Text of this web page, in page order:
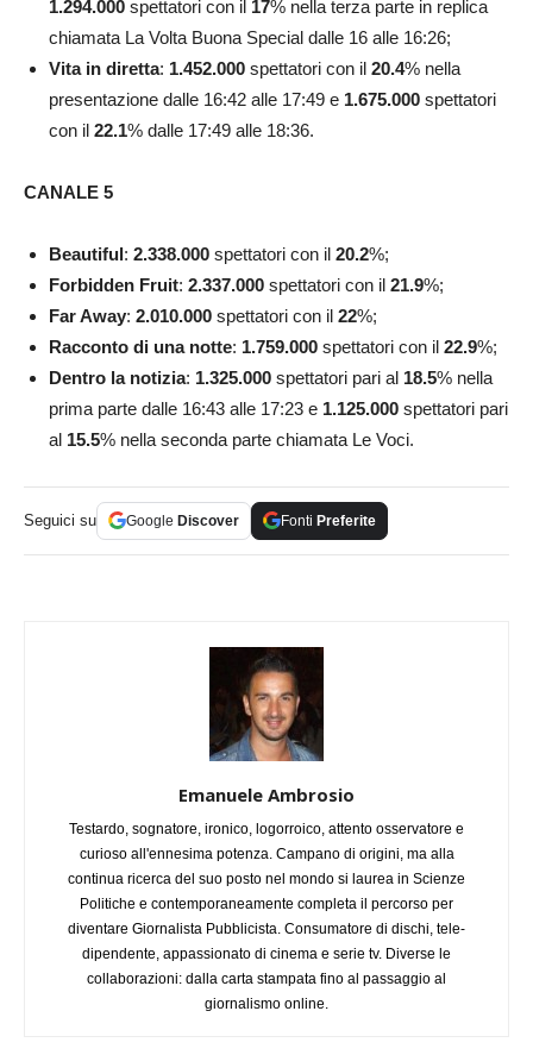
1.294.000 spettatori con il 17% nella terza parte in replica
chiamata La Volta Buona Special dalle 16 alle 16:26;
Vita in diretta: 1.452.000 spettatori con il 20.4% nella
presentazione dalle 16:42 alle 17:49 e 1.675.000 spettatori
con il 22.1% dalle 17:49 alle 18:36.
CANALE 5
Beautiful: 2.338.000 spettatori con il 20.2%;
Forbidden Fruit: 2.337.000 spettatori con il 21.9%;
Far Away: 2.010.000 spettatori con il 22%;
Racconto di una notte: 1.759.000 spettatori con il 22.9%;
Dentro la notizia: 1.325.000 spettatori pari al 18.5% nella
prima parte dalle 16:43 alle 17:23 e 1.125.000 spettatori pari
al 15.5% nella seconda parte chiamata Le Voci.
Seguici su Google Discover Fonti Preferite
Emanuele Ambrosio
Testardo, sognatore, ironico, logorroico, attento osservatore e
curioso all'ennesima potenza. Campano di origini, ma alla
continua ricerca del suo posto nel mondo si laurea in Scienze
Politiche e contemporaneamente completa il percorso per
diventare Giornalista Pubblicista. Consumatore di dischi, tele-
dipendente, appassionato di cinema e serie tv. Diverse le
collaborazioni: dalla carta stampata fino al passaggio al
giornalismo online.